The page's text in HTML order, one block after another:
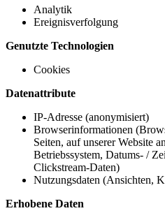
Analytik
Ereignisverfolgung
Genutzte Technologien
Cookies
Datenattribute
IP-Adresse (anonymisiert)
Browserinformationen
Seiten, auf unserer Website
Betriebssystem, Datums- /
Clickstream-Daten)
Nutzungsdaten (Ansichten,
Erhobene Daten